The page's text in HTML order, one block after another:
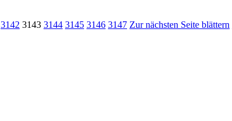
3142 3143 3144 3145 3146 3147 Zur nächsten Seite blättern